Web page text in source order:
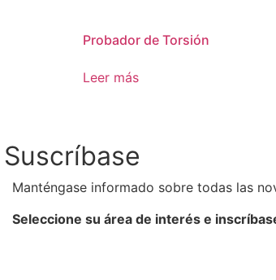
Probador de Torsión
Leer más
Suscríbase
Manténgase informado sobre todas las
Seleccione su área de interés e